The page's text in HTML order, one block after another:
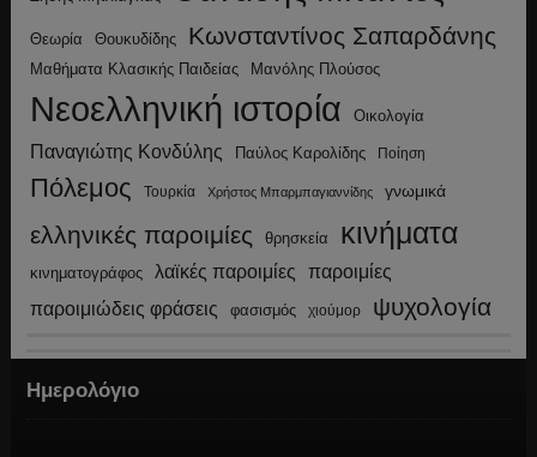
Θεωρία Θουκυδίδης Κωνσταντίνος Σαπαρδάνης
Μαθήματα Κλασικής Παιδείας Μανόλης Πλούσος
Νεοελληνική ιστορία Οικολογία
Παναγιώτης Κονδύλης Παύλος Καρολίδης Ποίηση
Πόλεμος Τουρκία Χρήστος Μπαρμπαγιαννίδης γνωμικά
ελληνικές παροιμίες θρησκεία κινήματα
κινηματογράφος λαϊκές παροιμίες παροιμίες
παροιμιώδεις φράσεις φασισμός χιούμορ ψυχολογία
Ημερολόγιο